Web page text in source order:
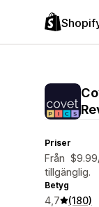
Priser
Från
tillgänglig.
Betyg
4,7 (180)